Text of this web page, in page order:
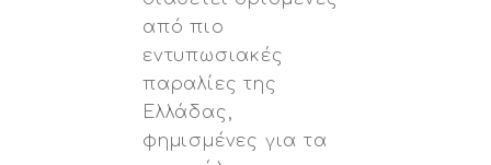
από πιο
εντυπωσιακές
παραλίες της
Ελλάδας,
φημισμένες για τα